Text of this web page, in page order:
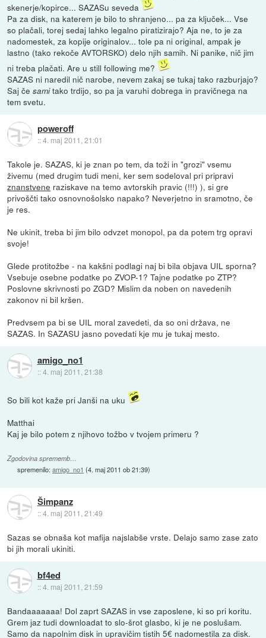
skenerje/kopirce... SAZASu seveda
Pa za disk, na katerem je bilo to shranjeno... pa za ključek... Vse
so plačali, torej sedaj lahko legalno piratizirajo? Aja ne, to je za
nadomestek, za kopije originalov... tole pa ni original, ampak je
lastno (tako rekoče AVTORSKO) delo njih samih. Ni panike, nič jim
ni treba plačati. Are u still following me?
SAZAS ni naredil nič narobe, nevem zakaj se tukaj tako razburjajo?
Saj česamitako trdijo, so pa ja varuhi dobrega in pravičnega na
tem svetu.
poweroff
::4. maj 2011, 21:01
Takole je. SAZAS, ki je znan po tem, da toži in "grozi" vsemu
živemu (med drugim tudi meni, ker sem sodeloval pri pripravi
znanstvene raziskave na temo avtorskih pravic (!!!) ), si gre
privoščti tako osnovnošolsko napako? Neverjetno in sramotno, če
je res.
Ne ukinit, treba bi jim bilo odvzet monopol, pa da potem trg opravi
svoje!
Glede protitožbe - na kakšni podlagi naj bi bila objava UIL sporna?
Vsebuje osebne podatke po ZVOP-1? Tajne podatke po ZTP?
Poslovne skrivnosti po ZGD? Mislim da noben on navedenih
zakonov ni bil kršen.
Predvsem pa bi se UIL moral zavedeti, da so oni država, ne
SAZAS. In SAZASU jasno povedati kje mu je tukaj mesto.
amigo_no1
::4. maj 2011, 21:38
So bili kot kaže pri Janši na uku
Matthai
Kaj je bilo potem z njihovo tožbo v tvojem primeru ?
Zgodovina sprememb…
spremenilo:amigo_no1 (4. maj 2011 ob 21:39)
Šimpanz
::4. maj 2011, 21:49
Sazas se obnaša kot mafija najslabše vrste. Delajo samo zase zato
bi jih morali ukiniti.
bf4ed
::4. maj 2011, 21:59
Bandaaaaaaa! Dol zaprt SAZAS in vse zaposlene, ki so pri koritu.
Grem jaz tudi downloadat to slo-šrot glasbo, ki je ne poslušam.
Samo da napolnim disk in upravičim tistih 5€ nadomestila za disk.